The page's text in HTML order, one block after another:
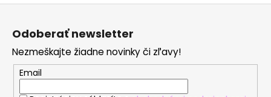
Z
Odoberať newsletter
Nezmeškajte žiadne novinky či zľavy!
Email